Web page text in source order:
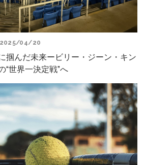
2025/04/20
掴んだ未来ービリー・ジーン・キン
“世界一決定戦”へ